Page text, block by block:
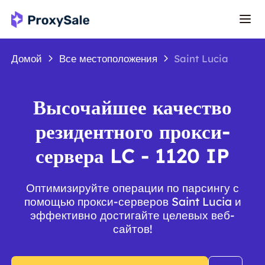
Домой Все местоположения Saint Lucia
Высочайшее качество
резидентного прокси-
сервера LC - 1120 IP
Оптимизируйте операции по парсингу с
помощью прокси-серверов Saint Lucia и
эффективно достигайте целевых веб-
сайтов!